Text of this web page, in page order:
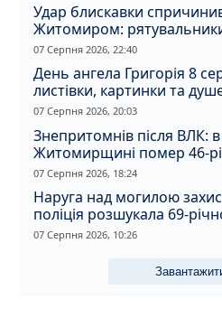
Удар блискавки
Житомиром:
кота
07 Серпня 2026, 22:40
День ангела Григорія 8
листівки, картинки та
07 Серпня 2026, 20:03
Знепритомнів після ВЛК:
Житомирщині помер 46-
07 Серпня 2026, 18:24
Наруга над могилою
поліція розшукала 69-
07 Серпня 2026, 10:26